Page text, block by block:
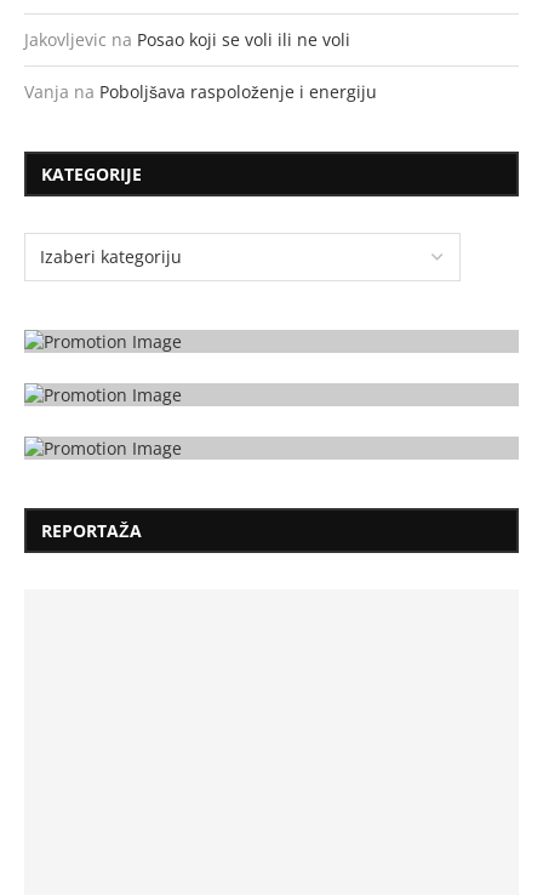
Jakovljevic na Posao koji se voli ili ne voli
Vanja na Poboljšava raspoloženje i energiju
KATEGORIJE
REPORTAŽA